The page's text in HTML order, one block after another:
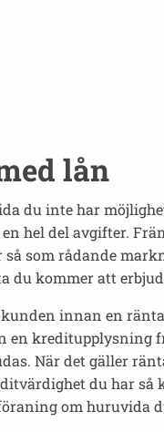
lån
du inte har
hel del avgifter.
som rådande
du kommer att
innan en
en
När det gäller
du har så
om huruvida